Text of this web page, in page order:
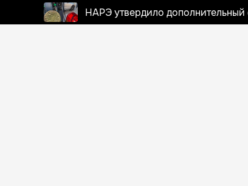
НАРЭ утвердило дополнительный